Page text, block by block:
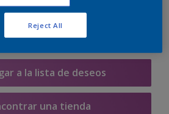
de pintura
Calcular
a la lista de deseos
una tienda
Reject All